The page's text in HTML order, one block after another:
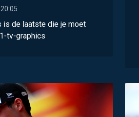
is de laatste die je moet
tv-graphics